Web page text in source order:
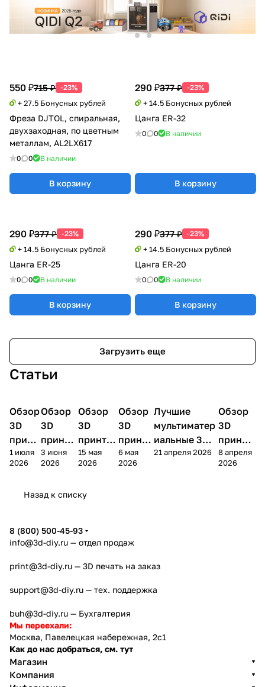
550 ₽715 ₽ -23%
+ 27.5 Бонусных рублей
Фреза DJTOL, спиральная,
двухзаходная, по цветным
металлам, AL2LX617
0 0 В наличии
В корзину
290 ₽377 ₽ -23%
+ 14.5 Бонусных рублей
Цанга ER-32
0 0 В наличии
В корзину
290 ₽377 ₽ -23%
+ 14.5 Бонусных рублей
Цанга ER-25
0 0 В наличии
В корзину
290 ₽377 ₽ -23%
+ 14.5 Бонусных рублей
Цанга ER-20
0 0 В наличии
В корзину
Загрузить еще
Статьи
3D
принтеры
Обзор
3D
принт
ера
Bamb
1 июля
2026
3D
принтеры
Обзор
3D
принте
ра
Anycubi
4
3 июня
2026
3D
принтеры
Обзор
3D
принтер
а
FlashFo
Creator
15 мая
2026
3D
принтеры
Обзор
3D
принте
ра
Bambu
6 мая
2026
3D принтеры
Лучшие
мультиматер
иальные 3D
принтеры на
21 апреля 2026
3D
Обзор
3D
принте
ра
FlashF
8 апреля
2026
Назад к списку
8 (800) 500-45-93
info@3d-diy.ru — отдел продаж
print@3d-diy.ru — 3D печать на заказ
support@3d-diy.ru — тех. поддержка
buh@3d-diy.ru — Бухгалтерия
Мы переехали:
Москва, Павелецкая набережная, 2с1
Как до нас добраться, см. тут
Магазин
Компания